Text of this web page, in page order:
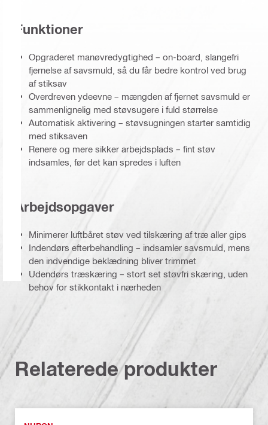
Funktioner
Opgraderet manøvredygtighed – on-board, slangefri
fjernelse af savsmuld, så du får bedre kontrol ved brug
af stiksav
Overdreven ydeevne – mængden af fjernet savsmuld er
sammenlignelig med støvsugere i fuld størrelse
Automatisk aktivering – støvsugningen starter samtidig
med stiksaven
Renere og mere sikker arbejdsplads – fint støv
indsamles, før det kan spredes i luften
Arbejdsopgaver
Minimerer luftbåret støv ved tilskæring af træ aller gips
Indendørs efterbehandling – indsamler savsmuld, mens
den indvendige beklædning bliver trimmet
Udendørs træskæring – stort set støvfri skæring, uden
behov for stikkontakt i nærheden
Relaterede produkter